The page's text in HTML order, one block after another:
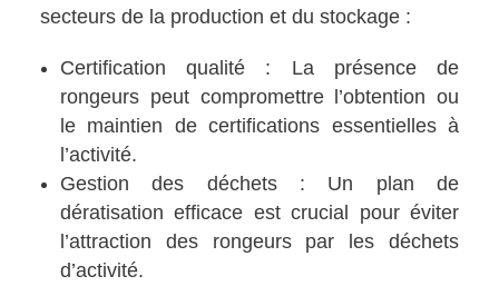
secteurs de la production et du stockage :
Certification qualité : La présence de
rongeurs peut compromettre l’obtention ou
le maintien de certifications essentielles à
l’activité.
Gestion des déchets : Un plan de
dératisation efficace est crucial pour éviter
l’attraction des rongeurs par les déchets
d’activité.